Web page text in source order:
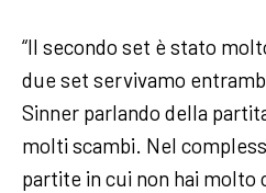
“Il secondo set è stato
due set servivamo
Sinner parlando della
molti scambi. Nel
partite in cui non hai molto